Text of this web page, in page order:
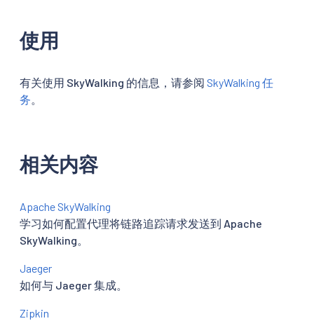
使用
有关使用 SkyWalking 的信息，请参阅 SkyWalking 任
务。
相关内容
Apache SkyWalking
学习如何配置代理将链路追踪请求发送到 Apache
SkyWalking。
Jaeger
如何与 Jaeger 集成。
Zipkin